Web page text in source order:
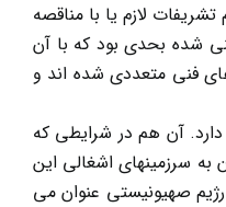
لازم یا با مناقصه
شده بحدی بود که با آن
فنی متعددی شده اند و
آن هم در شرایطی که
به سرزمینهای اشغالی این
صهیونیستی عنوان می